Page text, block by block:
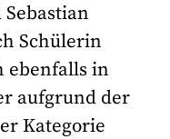
Schülerin
ebenfalls in
aufgrund der
Kategorie